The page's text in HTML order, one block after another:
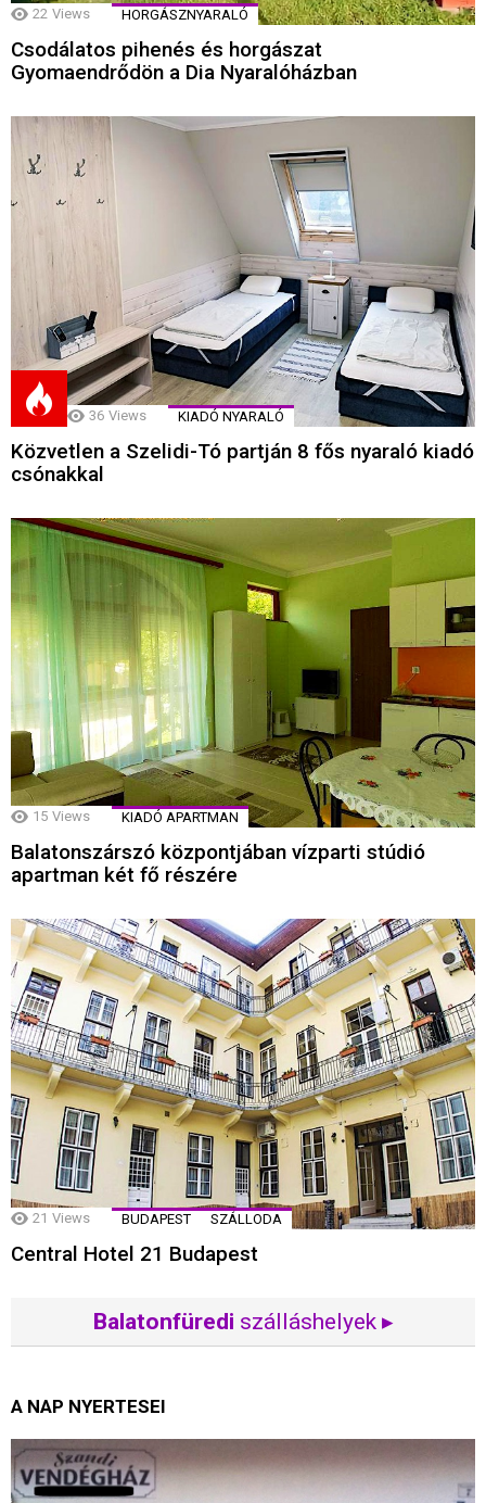
22 Views HORGÁSZNYARALÓ
Csodálatos pihenés és horgászat
Gyomaendrődön a Dia Nyaralóházban
36 Views KIADÓ NYARALÓ
Közvetlen a Szelidi-Tó partján 8 fős nyaraló kiadó
csónakkal
15 Views KIADÓ APARTMAN
Balatonszárszó központjában vízparti stúdió
apartman két fő részére
21 Views BUDAPEST SZÁLLODA
Central Hotel 21 Budapest
Balatonfüredi szálláshelyek ▸
A NAP NYERTESEI